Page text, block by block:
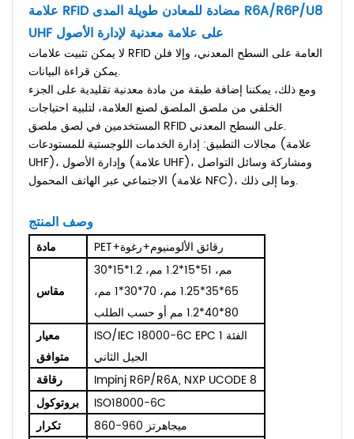
علامة RFID مضادة للمعادن طويلة المدى R6A/R6P/U8
UHF على علامة معدنية لإدارة الأصول
لا يمكن تثبيت علامات RFID العامة على السطح المعدني، وإلا فلن
يمكن قراءة البيانات.
ومع ذلك، يمكننا إضافة طبقة من مادة معدنية تقليدية على الجزء
الخلفي من ملصق الملصق لصنع العلامة، لتلبية احتياجات
المستخدمين في لصق ملصق RFID على السطح المعدني.
مجالات التطبيق: إدارة الخدمات اللوجستية للمستودعات (علامة
UHF)، وإدارة الأصول (علامة UHF)، ومشاركة وسائل التواصل
الاجتماعي عبر الهاتف المحمول (علامة NFC)، وما إلى ذلك.
وصف المنتج
مادة PET+رقائق الألومنيوم+رغوة
مقاس
30*15*1.2 مم، 51*15*1.2 مم،
65*35*1.25 مم، 70*30*1 مم،
80*40*1.2 مم أو حسب الطلب
معيار
متوافق
ISO/IEC 18000-6C EPC الفئة 1
الجيل الثاني
رقاقة
Impinj R6P/R6A, NXP UCODE 8
بروتوكول
ISO18000-6C
تكرار
860-960 ميجاهرتز